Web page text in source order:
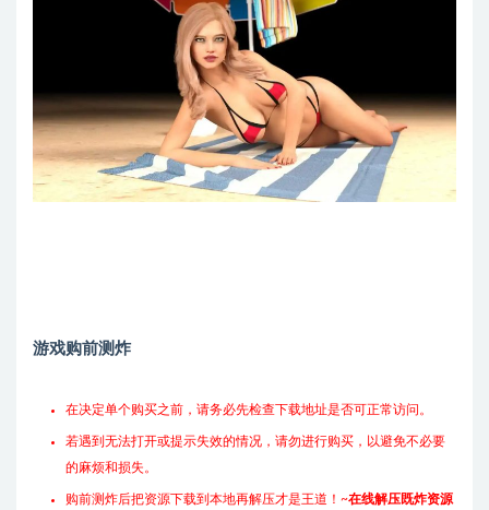
游戏购前测炸
在决定单个购买之前，请务必先检查下载地址是否可正常访问。
若遇到无法打开或提示失效的情况，请勿进行购买，以避免不必要
的麻烦和损失。
购前测炸后把资源下载到本地再解压才是王道！~在线解压既炸资源